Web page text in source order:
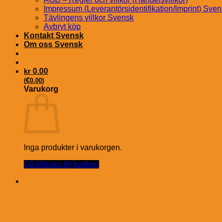
Impressum (Leverantörsidentifikation/Imprint)
Tävlingens villkor Svensk
Avbryt köp
Kontakt Svensk
Om oss Svensk
kr 0.00
(€0.00)
Varukorg
Inga produkter i varukorgen.
Gå tillbaka till butiken